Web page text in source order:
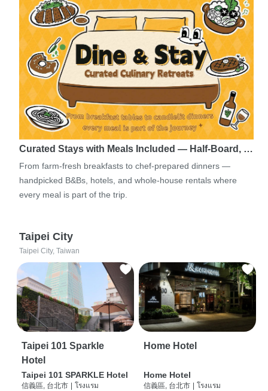
Curated Stays with Meals Included — Half-Board, …
From farm-fresh breakfasts to chef-prepared dinners —
handpicked B&Bs, hotels, and whole-house rentals where
every meal is part of the trip.
Taipei City
Taipei City, Taiwan
Taipei 101 Sparkle
Hotel
Taipei 101 SPARKLE Hotel
信義區, 台北市 โรงแรม
Home Hotel
Home Hotel
信義區, 台北市 โรงแรม